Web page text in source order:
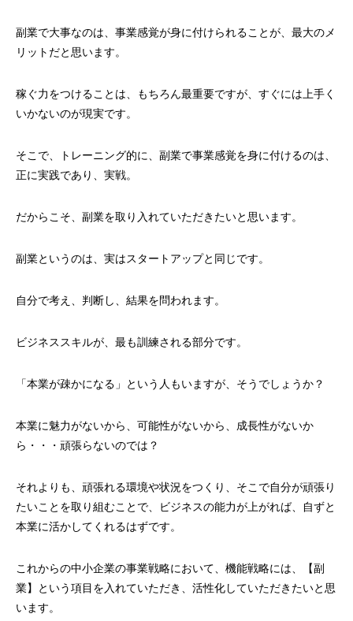
副業で大事なのは、事業感覚が身に付けられることが、最大のメ
リットだと思います。
稼ぐ力をつけることは、もちろん最重要ですが、すぐには上手く
いかないのが現実です。
そこで、トレーニング的に、副業で事業感覚を身に付けるのは、
正に実践であり、実戦。
だからこそ、副業を取り入れていただきたいと思います。
副業というのは、実はスタートアップと同じです。
自分で考え、判断し、結果を問われます。
ビジネススキルが、最も訓練される部分です。
「本業が疎かになる」という人もいますが、そうでしょうか？
本業に魅力がないから、可能性がないから、成長性がないか
ら・・・頑張らないのでは？
それよりも、頑張れる環境や状況をつくり、そこで自分が頑張り
たいことを取り組むことで、ビジネスの能力が上がれば、自ずと
本業に活かしてくれるはずです。
これからの中小企業の事業戦略において、機能戦略には、【副
業】という項目を入れていただき、活性化していただきたいと思
います。